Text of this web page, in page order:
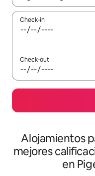
Check-in
Check-out
Alojamientos
mejores
en